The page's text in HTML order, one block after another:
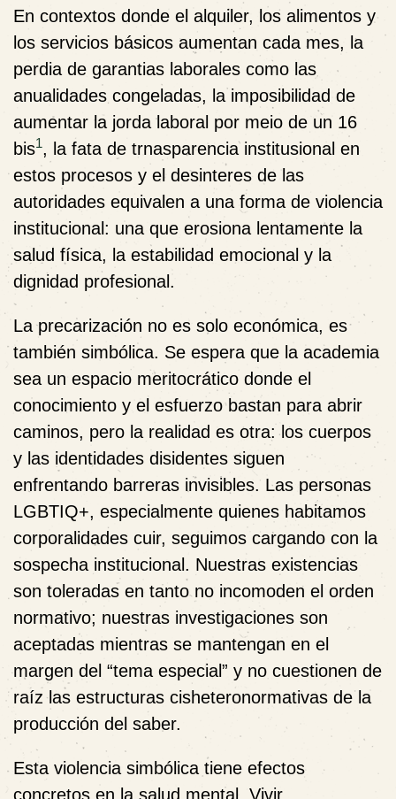
En contextos donde el alquiler, los alimentos y
los servicios básicos aumentan cada mes, la
perdia de garantias laborales como las
anualidades congeladas, la imposibilidad de
aumentar la jorda laboral por meio de un 16
bis1, la fata de trnasparencia institusional en
estos procesos y el desinteres de las
autoridades equivalen a una forma de violencia
institucional: una que erosiona lentamente la
salud física, la estabilidad emocional y la
dignidad profesional.
La precarización no es solo económica, es
también simbólica. Se espera que la academia
sea un espacio meritocrático donde el
conocimiento y el esfuerzo bastan para abrir
caminos, pero la realidad es otra: los cuerpos
y las identidades disidentes siguen
enfrentando barreras invisibles. Las personas
LGBTIQ+, especialmente quienes habitamos
corporalidades cuir, seguimos cargando con la
sospecha institucional. Nuestras existencias
son toleradas en tanto no incomoden el orden
normativo; nuestras investigaciones son
aceptadas mientras se mantengan en el
margen del “tema especial” y no cuestionen de
raíz las estructuras cisheteronormativas de la
producción del saber.
Esta violencia simbólica tiene efectos
concretos en la salud mental. Vivir